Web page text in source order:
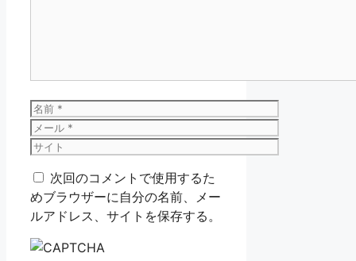
名
前
メ
ー
サ
ト 次回のコメントで使用するた
めブラウザーに自分の名前、メー
ルアドレス、サイトを保存する。